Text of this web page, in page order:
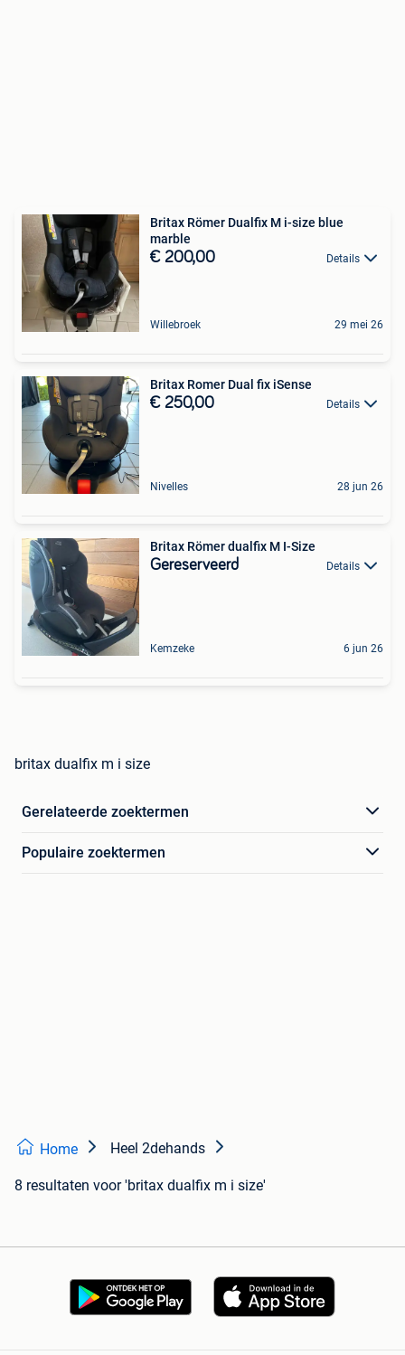
Britax Römer Dualfix M i-size blue
marble
€ 200,00 Details
Willebroek 29 mei 26
Britax Romer Dual fix iSense
€ 250,00 Details
Nivelles 28 jun 26
Britax Römer dualfix M I-Size
Gereserveerd Details
Kemzeke 6 jun 26
britax dualfix m i size
Gerelateerde zoektermen
Populaire zoektermen
Home Heel 2dehands
8 resultaten voor 'britax dualfix m i size'